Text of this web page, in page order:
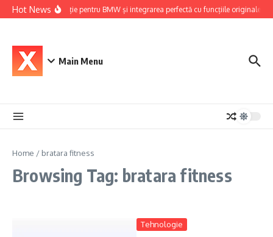
Skip to content
Hot NewsNavigație pentru BMW și integrarea perfectă cu funcțiile originale ale
Main Menu
Home / bratara fitness
Browsing Tag: bratara fitness
Tehnologie